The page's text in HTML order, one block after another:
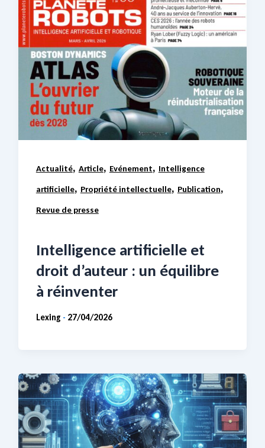
Actualité, Article, Evénement, Intelligence
artificielle, Propriété intellectuelle, Publication,
Revue de presse
Intelligence artificielle et
droit d’auteur : un équilibre
à réinventer
Lexing - 27/04/2026